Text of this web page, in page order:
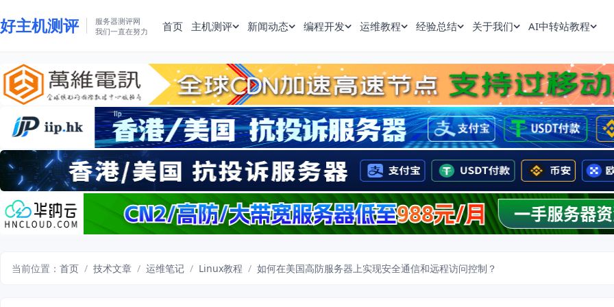
好主机测评
服务器测评网
我们一直在努力
首页 主机测评 新闻动态 编程开发 运维教程 经验总结 关于我们 AI中转站教程
当前位置： 首页 / 技术文章 / 运维笔记 / Linux教程 / 如何在美国高防服务器上实现安全通信和远程访问控制？